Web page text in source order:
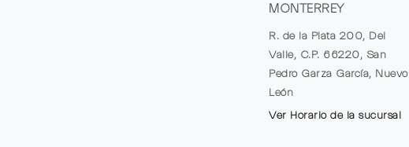
MONTERREY
R. de la Plata 200, Del
Valle, C.P. 66220, San
Pedro Garza García, Nuevo
León
Ver Horario de la sucursal